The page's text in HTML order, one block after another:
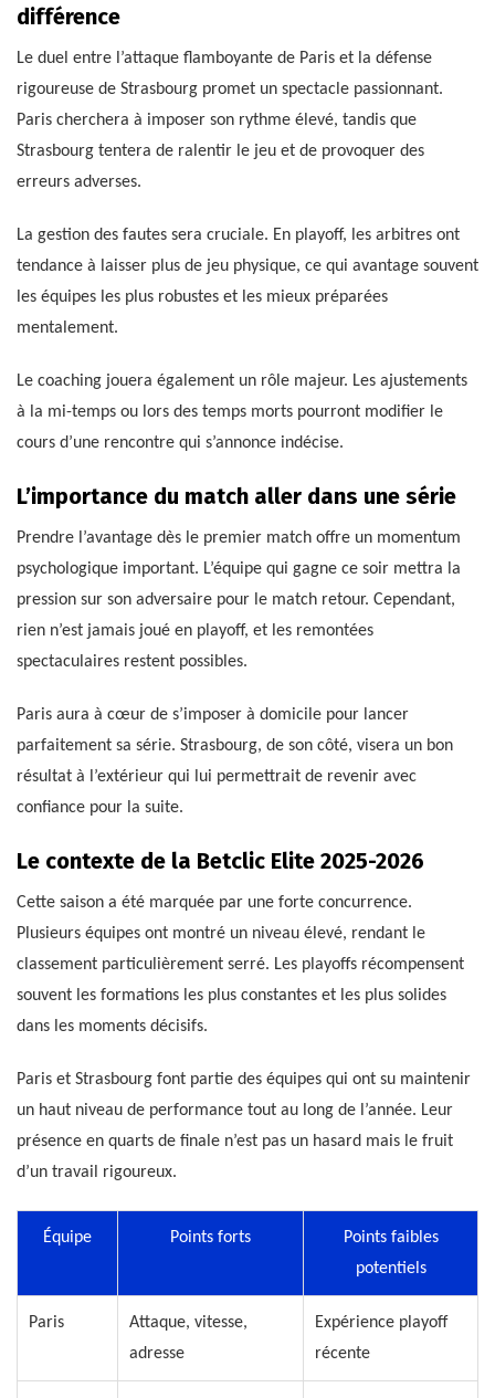
différence
Le duel entre l’attaque flamboyante de Paris et la défense
rigoureuse de Strasbourg promet un spectacle passionnant.
Paris cherchera à imposer son rythme élevé, tandis que
Strasbourg tentera de ralentir le jeu et de provoquer des
erreurs adverses.
La gestion des fautes sera cruciale. En playoff, les arbitres ont
tendance à laisser plus de jeu physique, ce qui avantage souvent
les équipes les plus robustes et les mieux préparées
mentalement.
Le coaching jouera également un rôle majeur. Les ajustements
à la mi-temps ou lors des temps morts pourront modifier le
cours d’une rencontre qui s’annonce indécise.
L’importance du match aller dans une série
Prendre l’avantage dès le premier match offre un momentum
psychologique important. L’équipe qui gagne ce soir mettra la
pression sur son adversaire pour le match retour. Cependant,
rien n’est jamais joué en playoff, et les remontées
spectaculaires restent possibles.
Paris aura à cœur de s’imposer à domicile pour lancer
parfaitement sa série. Strasbourg, de son côté, visera un bon
résultat à l’extérieur qui lui permettrait de revenir avec
confiance pour la suite.
Le contexte de la Betclic Elite 2025-2026
Cette saison a été marquée par une forte concurrence.
Plusieurs équipes ont montré un niveau élevé, rendant le
classement particulièrement serré. Les playoffs récompensent
souvent les formations les plus constantes et les plus solides
dans les moments décisifs.
Paris et Strasbourg font partie des équipes qui ont su maintenir
un haut niveau de performance tout au long de l’année. Leur
présence en quarts de finale n’est pas un hasard mais le fruit
d’un travail rigoureux.
Équipe Points forts
Points faibles
potentiels
Paris
Attaque, vitesse,
adresse
Expérience playoff
récente